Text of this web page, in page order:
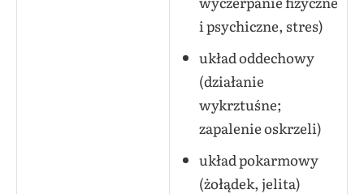
i psychiczne, stres)
układ oddechowy
(działanie
wykrztuśne;
zapalenie oskrzeli)
układ pokarmowy
(żołądek, jelita)